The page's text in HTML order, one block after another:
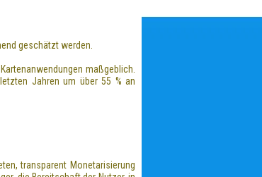
geschätzt werden.
maßgeblich.
Jahren um über 55 % an
transparent Monetarisierung